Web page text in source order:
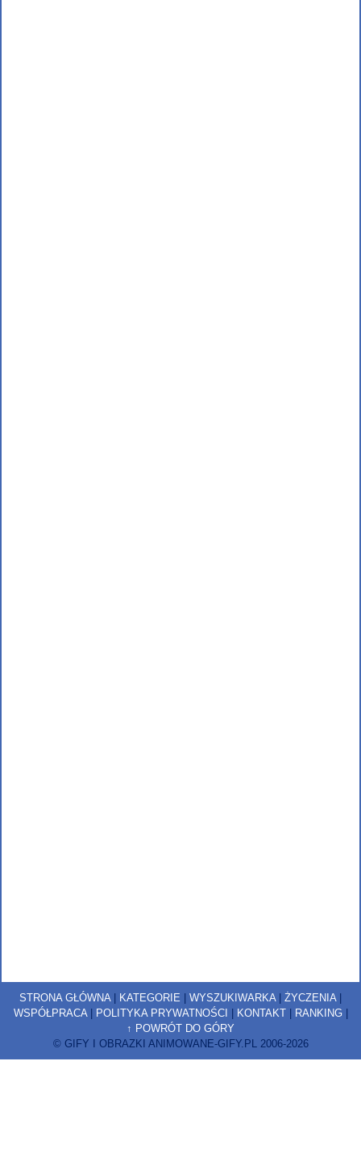
STRONA GŁÓWNA | KATEGORIE | WYSZUKIWARKA | ŻYCZENIA |
WSPÓŁPRACA| POLITYKA PRYWATNOŚCI | KONTAKT| RANKING|
↑ POWRÓT DO GÓRY
© GIFY I OBRAZKI ANIMOWANE-GIFY.PL 2006-2026